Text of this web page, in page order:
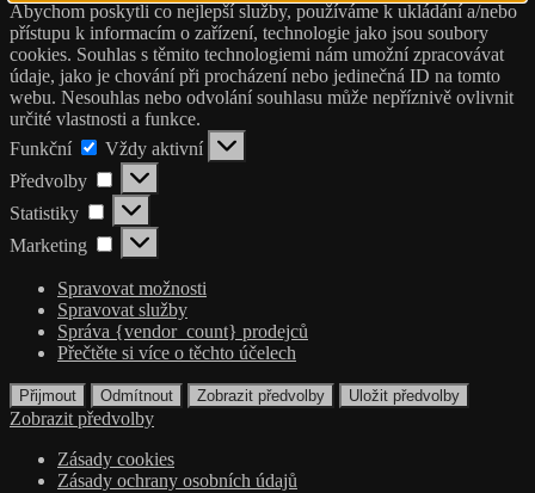
Abychom poskytli co nejlepší služby, používáme k ukládání a/nebo
přístupu k informacím o zařízení, technologie jako jsou soubory
cookies. Souhlas s těmito technologiemi nám umožní zpracovávat
údaje, jako je chování při procházení nebo jedinečná ID na tomto
webu. Nesouhlas nebo odvolání souhlasu může nepříznivě ovlivnit
určité vlastnosti a funkce.
Funkční
Funkční
Vždy aktivní
Předvolby
Předvolby
Statistiky Statistiky
Marketing Marketing
Spravovat možnosti
Spravovat služby
Správa {vendor_count} prodejců
Přečtěte si více o těchto účelech
Přijmout Odmítnout Zobrazit předvolby Uložit předvolby
Zobrazit předvolby
Zásady cookies
Zásady ochrany osobních údajů